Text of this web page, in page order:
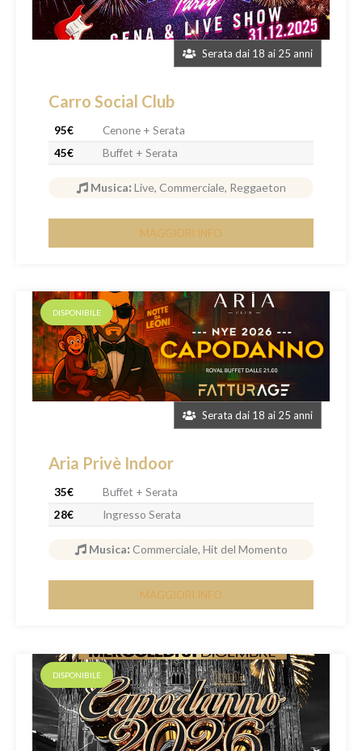
Serata dai 18 ai 25 anni
Carro Social Club
95€
Cenone + Serata
45€
Buffet + Serata
Musica: Live, Commerciale, Reggaeton
MAGGIORI INFO
Serata dai 18 ai 25 anni
DISPONIBILE
Aria Privè Indoor
35€
Buffet + Serata
28€
Ingresso Serata
Musica: Commerciale, Hit del Momento
MAGGIORI INFO
DISPONIBILE